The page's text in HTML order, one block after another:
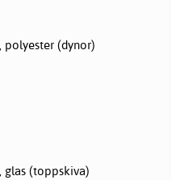
(dynor)
glas (toppskiva)